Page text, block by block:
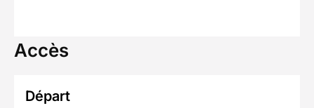
Accès
Départ